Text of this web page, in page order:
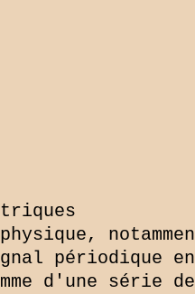
périodique
d'une série de